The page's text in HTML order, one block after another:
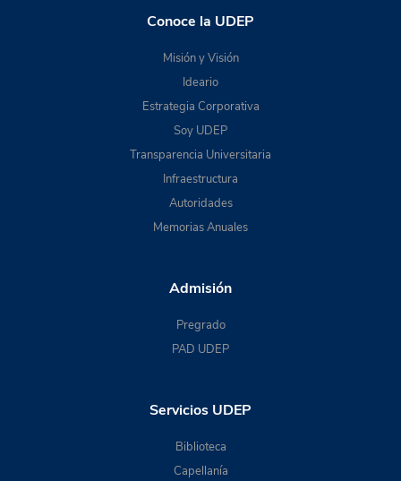
Conoce la UDEP
Misión y Visión
Ideario
Estrategia Corporativa
Soy UDEP
Transparencia Universitaria
Infraestructura
Autoridades
Memorias Anuales
Admisión
Pregrado
PAD UDEP
Servicios UDEP
Biblioteca
Capellanía